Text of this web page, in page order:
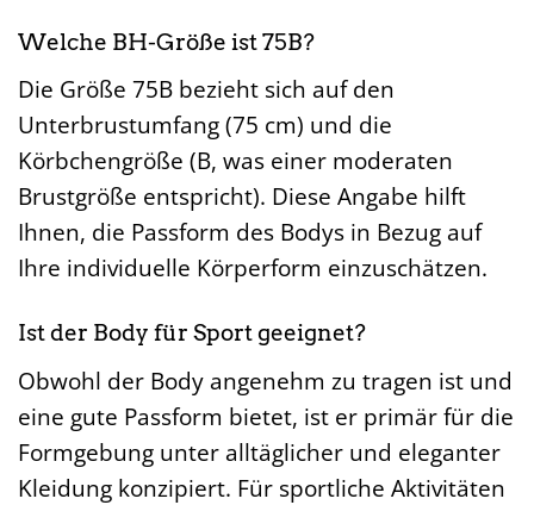
Welche BH-Größe ist 75B?
Die Größe 75B bezieht sich auf den
Unterbrustumfang (75 cm) und die
Körbchengröße (B, was einer moderaten
Brustgröße entspricht). Diese Angabe hilft
Ihnen, die Passform des Bodys in Bezug auf
Ihre individuelle Körperform einzuschätzen.
Ist der Body für Sport geeignet?
Obwohl der Body angenehm zu tragen ist und
eine gute Passform bietet, ist er primär für die
Formgebung unter alltäglicher und eleganter
Kleidung konzipiert. Für sportliche Aktivitäten